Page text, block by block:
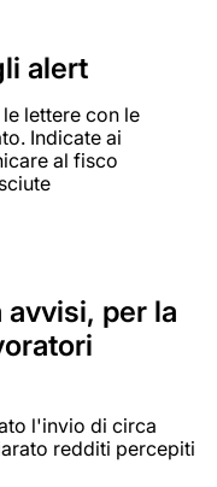
alert
lettere con le
Indicate ai
al fisco
per la
l'invio di circa
redditi percepiti